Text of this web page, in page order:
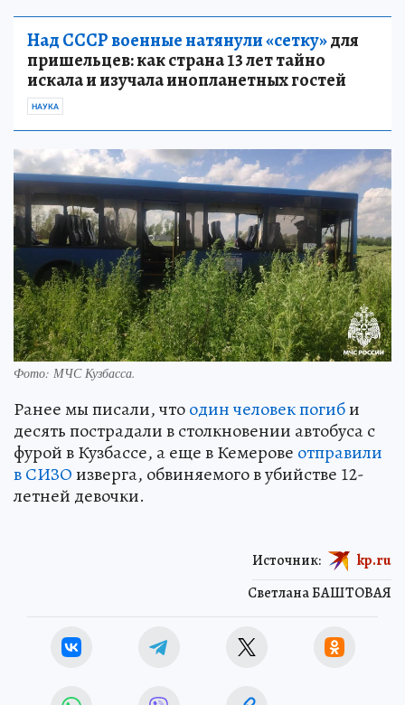
Над СССР военные натянули «сетку»для
пришельцев: как страна 13 лет тайно
искала и изучала инопланетных гостей
НАУКА
Фото: МЧС Кузбасса.
Ранее мы писали, чтоодин человек погиби
десять пострадали в столкновении автобуса с
фурой в Кузбассе, а еще в Кемерове отправили
в СИЗОизверга, обвиняемого в убийстве 12-
летней девочки.
Светлана БАШТОВАЯ
Источник: kp.ru